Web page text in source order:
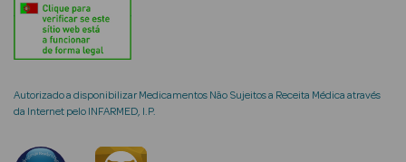
Lábios
Criança
Autorizado a disponibilizar Medicamentos Não Sujeitos a Receita Médica através
da Internet pelo INFARMED, I.P.